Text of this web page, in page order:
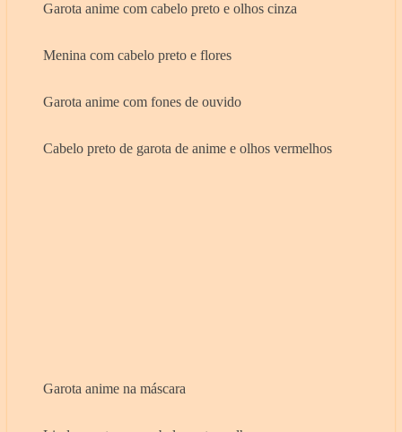
Garota anime com cabelo preto e olhos cinza
Menina com cabelo preto e flores
Garota anime com fones de ouvido
Cabelo preto de garota de anime e olhos vermelhos
Garota anime na máscara